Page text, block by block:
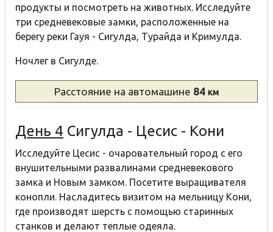
продукты и посмотреть на животных. Исследуйте
три средневековые замки, расположенные на
берегу реки Гауя - Сигулда, Турайда и Кримулда.
Ночлег в Сигулде.
Расстояние на автомашине 84 км
День 4 Сигулда - Цесис - Кони
Исследуйте Цесис - очаровательный город с его
внушительными развалинами средневекового
замка и Новым замком. Посетите выращивателя
конопли. Насладитесь визитом на мельницу Кони,
где производят шерсть с помощью старинных
станков и делают теплые одеяла.